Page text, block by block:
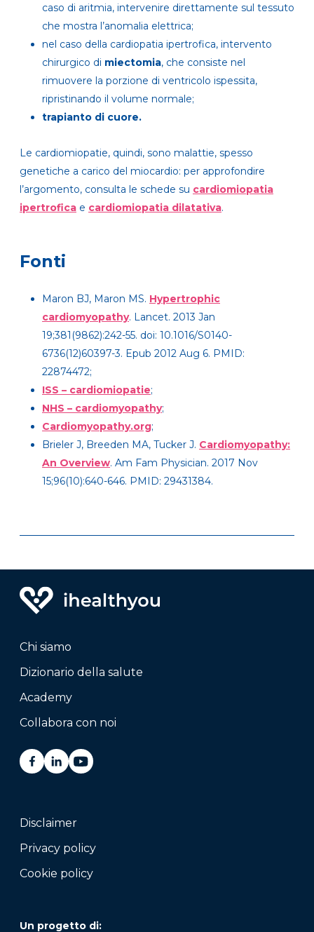
caso di aritmia, intervenire direttamente sul tessuto
che mostra l’anomalia elettrica;
nel caso della cardiopatia ipertrofica, intervento
chirurgico di miectomia, che consiste nel
rimuovere la porzione di ventricolo ispessita,
ripristinando il volume normale;
trapianto di cuore.
Le cardiomiopatie, quindi, sono malattie, spesso
genetiche a carico del miocardio: per approfondire
l’argomento, consulta le schede su cardiomiopatia
ipertrofica e cardiomiopatia dilatativa.
Fonti
Maron BJ, Maron MS. Hypertrophic
cardiomyopathy. Lancet. 2013 Jan
19;381(9862):242-55. doi: 10.1016/S0140-
6736(12)60397-3. Epub 2012 Aug 6. PMID:
22874472;
ISS – cardiomiopatie;
NHS – cardiomyopathy;
Cardiomyopathy.org;
Brieler J, Breeden MA, Tucker J. Cardiomyopathy:
An Overview. Am Fam Physician. 2017 Nov
15;96(10):640-646. PMID: 29431384.
Chi siamo
Dizionario della salute
Academy
Collabora con noi
Disclaimer
Privacy policy
Cookie policy
Un progetto di: